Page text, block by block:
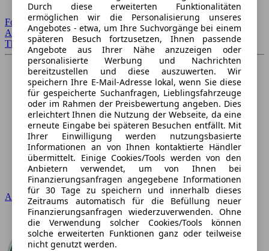
Forum Startseite
Alle Auto-Foren
Themen-Forum
Audi
Durch diese erweiterten Funktionalitäten
ermöglichen wir die Personalisierung unseres
Angebotes - etwa, um Ihre Suchvorgänge bei einem
späteren Besuch fortzusetzen, Ihnen passende
Angebote aus Ihrer Nähe anzuzeigen oder
personalisierte Werbung und Nachrichten
bereitzustellen und diese auszuwerten. Wir
speichern Ihre E-Mail-Adresse lokal, wenn Sie diese
für gespeicherte Suchanfragen, Lieblingsfahrzeuge
oder im Rahmen der Preisbewertung angeben. Dies
erleichtert Ihnen die Nutzung der Webseite, da eine
erneute Eingabe bei späteren Besuchen entfällt. Mit
Ihrer Einwilligung werden nutzungsbasierte
Informationen an von Ihnen kontaktierte Händler
übermittelt. Einige Cookies/Tools werden von den
Anbietern verwendet, um von Ihnen bei
Finanzierungsanfragen angegebene Informationen
für 30 Tage zu speichern und innerhalb dieses
Zeitraums automatisch für die Befüllung neuer
Finanzierungsanfragen wiederzuverwenden. Ohne
die Verwendung solcher Cookies/Tools können
solche erweiterten Funktionen ganz oder teilweise
nicht genutzt werden.